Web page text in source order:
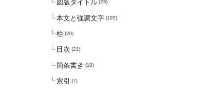
図版タイトル (23)
本文と強調文字 (195)
柱 (20)
目次 (21)
箇条書き (10)
索引 (7)